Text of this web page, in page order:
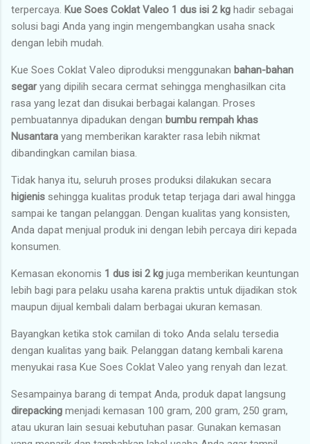
terpercaya. Kue Soes Coklat Valeo 1 dus isi 2 kg hadir sebagai
solusi bagi Anda yang ingin mengembangkan usaha snack
dengan lebih mudah.
Kue Soes Coklat Valeo diproduksi menggunakan bahan-bahan
segaryang dipilih secara cermat sehingga menghasilkan cita
rasa yang lezat dan disukai berbagai kalangan. Proses
pembuatannya dipadukan dengan bumbu rempah khas
Nusantara yang memberikan karakter rasa lebih nikmat
dibandingkan camilan biasa.
Tidak hanya itu, seluruh proses produksi dilakukan secara
higienis sehingga kualitas produk tetap terjaga dari awal hingga
sampai ke tangan pelanggan. Dengan kualitas yang konsisten,
Anda dapat menjual produk ini dengan lebih percaya diri kepada
konsumen.
Kemasan ekonomis 1 dus isi 2 kg juga memberikan keuntungan
lebih bagi para pelaku usaha karena praktis untuk dijadikan stok
maupun dijual kembali dalam berbagai ukuran kemasan.
Bayangkan ketika stok camilan di toko Anda selalu tersedia
dengan kualitas yang baik. Pelanggan datang kembali karena
menyukai rasa Kue Soes Coklat Valeo yang renyah dan lezat.
Sesampainya barang di tempat Anda, produk dapat langsung
direpacking menjadi kemasan 100 gram, 200 gram, 250 gram,
atau ukuran lain sesuai kebutuhan pasar. Gunakan kemasan